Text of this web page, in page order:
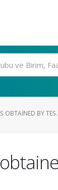
OBTAINED BY